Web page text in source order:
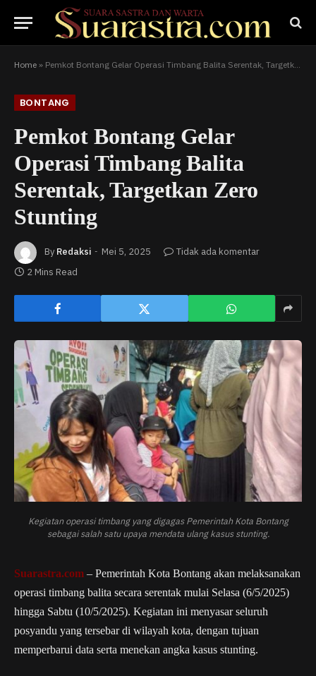
Home » Pemkot Bontang Gelar Operasi Timbang Balita Serentak, Targetkan Zero Stunting
BONTANG
Pemkot Bontang Gelar
Operasi Timbang Balita
Serentak, Targetkan Zero
Stunting
By Redaksi Mei 5, 2025
Tidak ada komentar
2 Mins Read
Kegiatan operasi timbang yang digagas Pemerintah Kota Bontang
sebagai salah satu upaya mendata ulang kasus stunting.
Suarastra.com – Pemerintah Kota Bontang akan melaksanakan
operasi timbang balita secara serentak mulai Selasa (6/5/2025)
hingga Sabtu (10/5/2025). Kegiatan ini menyasar seluruh
posyandu yang tersebar di wilayah kota, dengan tujuan
memperbarui data serta menekan angka kasus stunting.